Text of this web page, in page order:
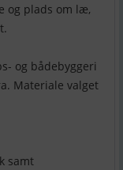
og plads om læ,
og bådebyggeri
Materiale valget
samt